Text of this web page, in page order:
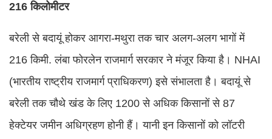
216 किलोमीटर
बरेली से बदायूं होकर आगरा-मथुरा तक चार अलग-अलग भागों में
216 किमी. लंबा फोरलेन राजमार्ग सरकार ने मंजूर किया है। NHAI
(भारतीय राष्ट्रीय राजमार्ग प्राधिकरण) इसे संभालता है। बदायूं से
बरेली तक चौथे खंड के लिए 1200 से अधिक किसानों से 87
हेक्टेयर जमीन अधिग्रहण होनी हैं। यानी इन किसानों को लॉटरी